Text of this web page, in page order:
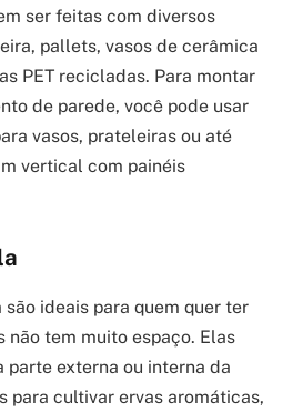
ser feitas com diversos
pallets, vasos de cerâmica
PET recicladas. Para montar
de parede, você pode usar
vasos, prateleiras ou até
vertical com painéis
ideais para quem quer ter
não tem muito espaço. Elas
parte externa ou interna da
para cultivar ervas aromáticas,